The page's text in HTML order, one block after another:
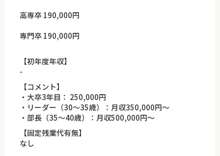
高専卒 190,000円
専門卒 190,000円
【初年度年収】
-
【コメント】
・大卒3年目： 250,000円
・リーダー（30～35歳）：月収350,000円～
・部長（35～40歳）：月収500,000円～
【固定残業代有無】
なし